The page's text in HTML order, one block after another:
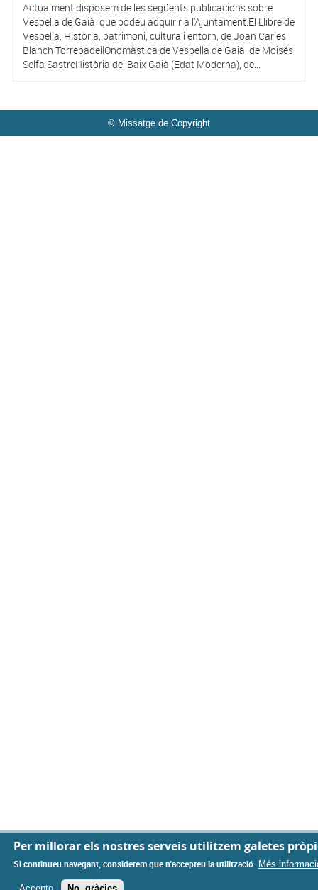
Actualment disposem de les següents publicacions sobre
Vespella de Gaià que podeu adquirir a l'Ajuntament:El Llibre de
Vespella, Història, patrimoni, cultura i entorn, de Joan Carles
Blanch TorrebadellOnomàstica de Vespella de Gaià, de Moisés
Selfa SastreHistòria del Baix Gaià (Edat Moderna), de...
© Missatge de Copyright
Per millorar els nostres serveis utilitzem galetes
Si continueu navegant, considerem que n'accepteu la utilització. Més